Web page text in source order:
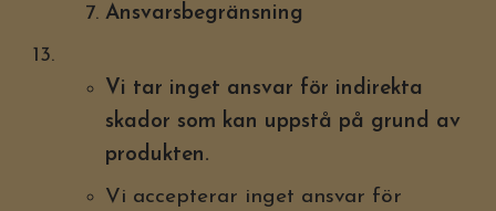
Ansvarsbegränsning
Vi tar inget ansvar för indirekta
skador som kan uppstå på grund av
produkten.
Vi accepterar inget ansvar för